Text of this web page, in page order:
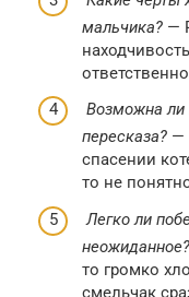
мальчика? —
Возможна ли
пересказа? —
спасении
то не
Легко ли
неожиданное?
то громко
смельчак